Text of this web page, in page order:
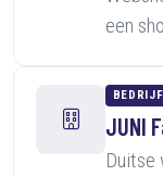
een
BEDRIJF
JUNI
Duitse